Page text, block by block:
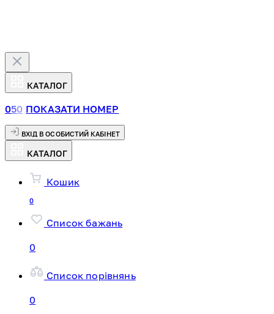
КАТАЛОГ
050 ПОКАЗАТИ НОМЕР
ВХІД В ОСОБИСТИЙ КАБІНЕТ
КАТАЛОГ
Кошик
0
Список бажань
0
Список порівнянь
0